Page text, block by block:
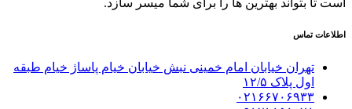
است تا بتواند بهترین ها را برای شما میسر سازد.
اطلاعات تماس
تهران خیابان امام خمینی نبش خیابان خیام پاساژ خیام طبقه
اول پلاک ١٢/۵
۰۲۱۶۶۷۰۶۹۳۳